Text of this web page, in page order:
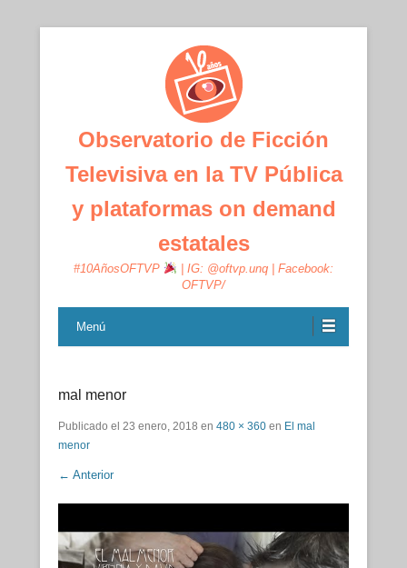
Observatorio de Ficción
Televisiva en la TV Pública
y plataformas on demand
estatales
#10AñosOFTVP
| IG: @oftvp.unq | Facebook:
OFTVP/
Menú
mal menor
Publicado el 23 enero, 2018 en 480 × 360 en El mal
menor
← Anterior